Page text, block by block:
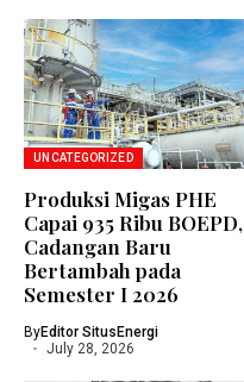
UNCATEGORIZED
Produksi Migas PHE
Capai 935 Ribu BOEPD,
Cadangan Baru
Bertambah pada
Semester I 2026
ByEditor SitusEnergi
July 28, 2026